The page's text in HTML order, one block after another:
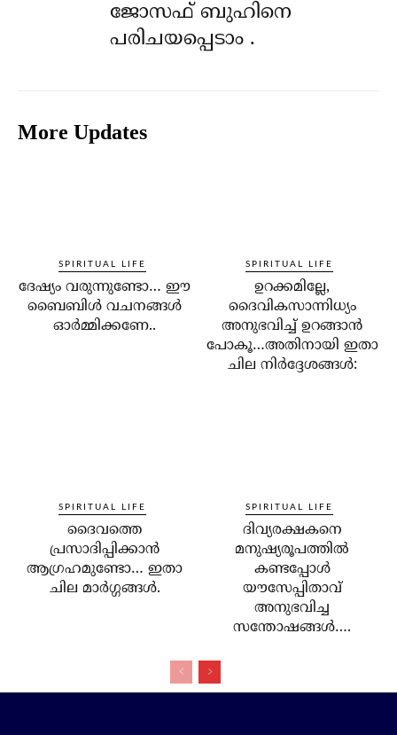
ജോസഫ് ബുഹിനെ
പരിചയപ്പെടാം .
More Updates
SPIRITUAL LIFE
ദേഷ്യം വരുന്നുണ്ടോ… ഈ
ബൈബിള്‍ വചനങ്ങള്‍
ഓര്‍മ്മിക്കണേ..
SPIRITUAL LIFE
ഉറക്കമില്ലേ,
ദൈവികസാന്നിധ്യം
അനുഭവിച്ച് ഉറങ്ങാന്‍
പോകൂ…അതിനായി ഇതാ
ചില നിര്‍ദ്ദേശങ്ങള്‍:
SPIRITUAL LIFE
ദൈവത്തെ
പ്രസാദിപ്പിക്കാന്‍
ആഗ്രഹമുണ്ടോ… ഇതാ
ചില മാര്‍ഗ്ഗങ്ങള്‍.
SPIRITUAL LIFE
ദിവ്യരക്ഷകനെ
മനുഷ്യരൂപത്തില്‍
കണ്ടപ്പോള്‍
യൗസേപ്പിതാവ്
അനുഭവിച്ച
സന്തോഷങ്ങള്‍….